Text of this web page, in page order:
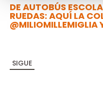
DE AUTOBÚS
RUEDAS: AQUÍ LA
@MILIOMILLEMIGLIA
SIGUE